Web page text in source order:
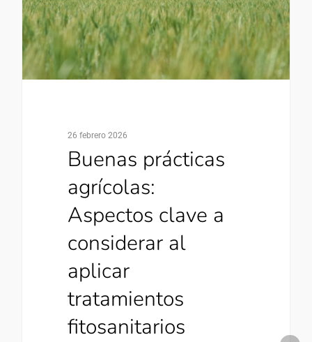
26 febrero 2026
Buenas prácticas
agrícolas:
Aspectos clave a
considerar al
aplicar
tratamientos
fitosanitarios